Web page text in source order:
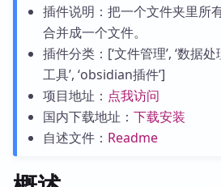
插件说明：把一个文件夹里所
合并成一个文件。
插件分类：[‘文件管理’, ‘数据处
工具’, ‘obsidian插件’]
项目地址： 点我访问
国内下载地址： 下载安装
自述文件： Readme